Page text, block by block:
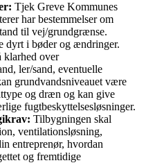
Tjek Greve Kommunes
har bestemmelser om
til vej/grundgrænse.
dyrt i bøder og ændringer.
klarhed over
ler/sand, eventuelle
grundvandsniveauet være
og dræn og kan give
fugtbeskyttelses­løsninger.
Tilbygningen skal
ventilationsløsning,
entreprenør, hvordan
og fremtidige